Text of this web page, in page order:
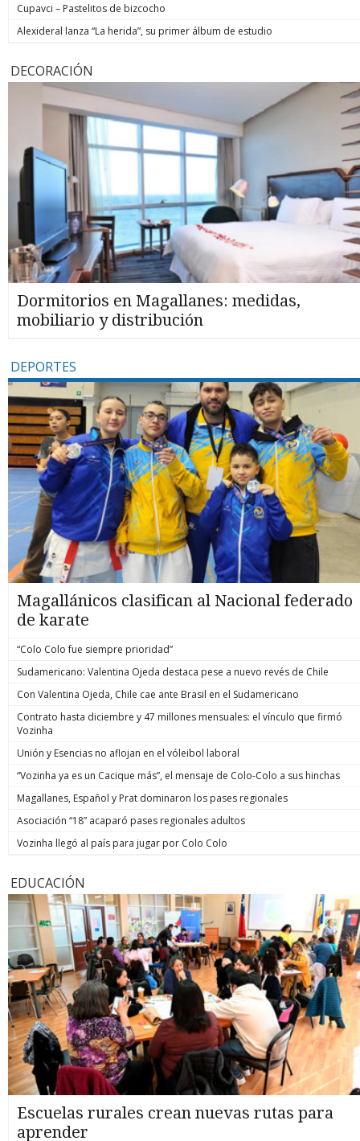
Cupavci – Pastelitos de bizcocho
Alexideral lanza “La herida”, su primer álbum de estudio
DECORACIÓN
Dormitorios en Magallanes: medidas,
mobiliario y distribución
DEPORTES
Magallánicos clasifican al Nacional federado
de karate
“Colo Colo fue siempre prioridad”
Sudamericano: Valentina Ojeda destaca pese a nuevo revés de Chile
Con Valentina Ojeda, Chile cae ante Brasil en el Sudamericano
Contrato hasta diciembre y 47 millones mensuales: el vínculo que firmó
Vozinha
Unión y Esencias no aflojan en el vóleibol laboral
“Vozinha ya es un Cacique más”, el mensaje de Colo-Colo a sus hinchas
Magallanes, Español y Prat dominaron los pases regionales
Asociación “18” acaparó pases regionales adultos
Vozinha llegó al país para jugar por Colo Colo
EDUCACIÓN
Escuelas rurales crean nuevas rutas para
aprender